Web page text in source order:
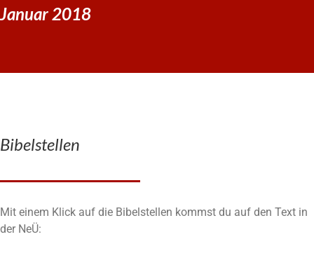
Januar 2018
Bibelstellen
Mit einem Klick auf die Bibelstellen kommst du auf den Text in
der NeÜ: